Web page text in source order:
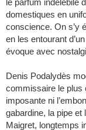
le parfum indélébile
domestiques en
conscience. On s’y
en les entourant
évoque avec
Denis Podalydès
commissaire le plus
imposante ni
gabardine, la pipe
Maigret, longtemps